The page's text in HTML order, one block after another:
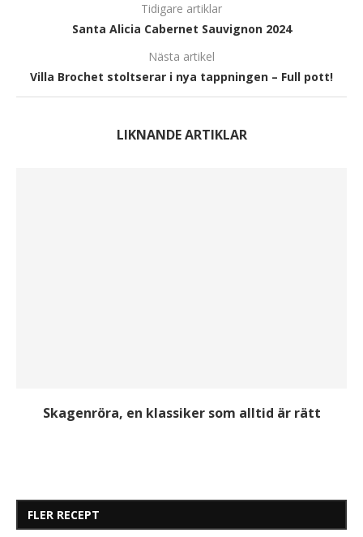
Tidigare artiklar
Santa Alicia Cabernet Sauvignon 2024
Nästa artikel
Villa Brochet stoltserar i nya tappningen – Full pott!
LIKNANDE ARTIKLAR
Skagenröra, en klassiker som alltid är rätt
FLER RECEPT